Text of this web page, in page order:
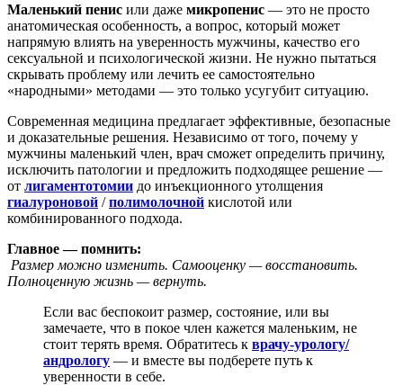
Маленький пенис или даже микропенис — это не просто
анатомическая особенность, а вопрос, который может
напрямую влиять на уверенность мужчины, качество его
сексуальной и психологической жизни. Не нужно пытаться
скрывать проблему или лечить ее самостоятельно
«народными» методами — это только усугубит ситуацию.
Современная медицина предлагает эффективные, безопасные
и доказательные решения. Независимо от того, почему у
мужчины маленький член, врач сможет определить причину,
исключить патологии и предложить подходящее решение —
от лигаментотомии до инъекционного утолщения
гиалуроновой /полимолочной кислотой или
комбинированного подхода.
Главное — помнить:
Размер можно изменить. Самооценку — восстановить.
Полноценную жизнь — вернуть.
Если вас беспокоит размер, состояние, или вы
замечаете, что в покое член кажется маленьким, не
стоит терять время. Обратитесь к врачу-урологу/
андрологу — и вместе вы подберете путь к
уверенности в себе.